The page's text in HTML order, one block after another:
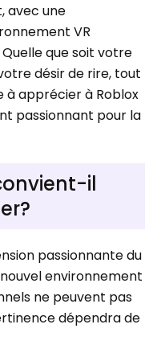
avec une
VR
que soit votre
désir de rire, tout
à apprécier à Roblox
passionnant pour la
il
passionnante du
environnement
ne peuvent pas
dépendra de